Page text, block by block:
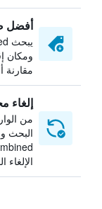
أفضل
ومكان
مقارنة
إلغاء
من
البحث
الإلغاء